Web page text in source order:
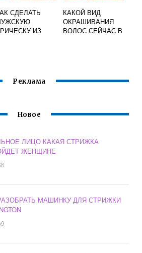
СДЕЛАТЬ
ИЗ
КАКОЙ ВИД
ОКРАШИВАНИЯ
ВОЛОС СЕЙЧАС В
Реклама
Новое
ЛИЦО КАКАЯ СТРИЖКА
ЖЕНЩИНЕ
МАШИНКУ ДЛЯ СТРИЖКИ